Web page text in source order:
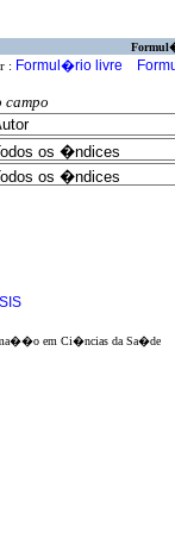
: Formul�rio livre
campo
em Ci�ncias da Sa�de